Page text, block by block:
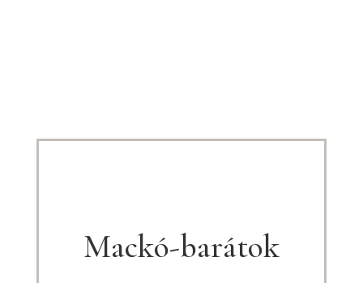
Mackó-barátok